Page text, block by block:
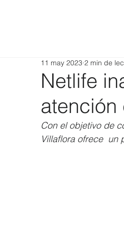
Netlife
atención
11 may 2023 2 min de
Con el objetivo de
Villaflora ofrece